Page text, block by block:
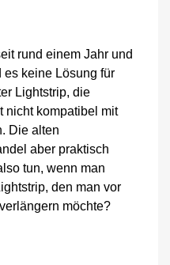
bald
rund einem Jahr und
keine Lösung für
Lightstrip, die
nicht kompatibel mit
Die alten
aber praktisch
tun, wenn man
den man vor
möchte?